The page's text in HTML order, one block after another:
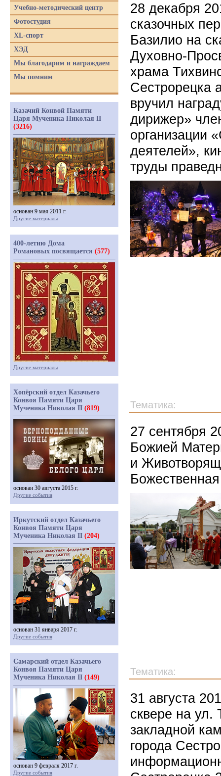
28 декабря
сказочных
Базилио на
Духовно-
храма
Сестрорецка
вручил
дирижер»
организации
деятелей»,
труды
Тематика:
27 сентября
Божией
и
Тематика:
31 августа
сквере на ул.
закладной
города
Учебно-методический центр
Фотостудия
XL-спорт
ХЭД
Мы благодарим и награждаем
Мы помним
Казачий Конвой Памяти
Царя Мученика Николая II
(3216)
основан 9 мая 2011 г.
Другие материалы
400-летию Дома
Романовых посвящается (577)
Другие материалы
Хопёрский отдел Казачьего
Конвоя Памяти Царя
Мученика Николая II (819)
основан 30 августа 2015 г.
Другие события
Иркутский отдел Казачьего
Конвоя Памяти Царя
Мученика Николая II (204)
основан 31 января 2017 г.
Другие события
Самарский отдел Казачьего
Конвоя Памяти Царя
Мученика Николая II (149)
основан 9 февраля 2017 г.
Другие события